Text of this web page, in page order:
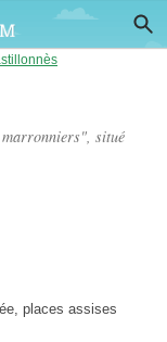
marronniers", situé
places assises